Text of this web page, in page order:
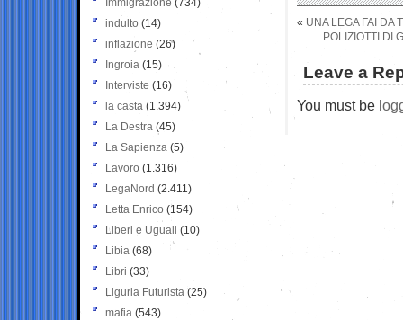
« UNA LEGA FAI DA
POLIZIOTTI DI
Leave a
You must be
Immigrazione (734)
indulto (14)
inflazione (26)
Ingroia (15)
Interviste (16)
la casta (1.394)
La Destra (45)
La Sapienza (5)
Lavoro (1.316)
LegaNord (2.411)
Letta Enrico (154)
Liberi e Uguali (10)
Libia (68)
Libri (33)
Liguria Futurista (25)
mafia (543)